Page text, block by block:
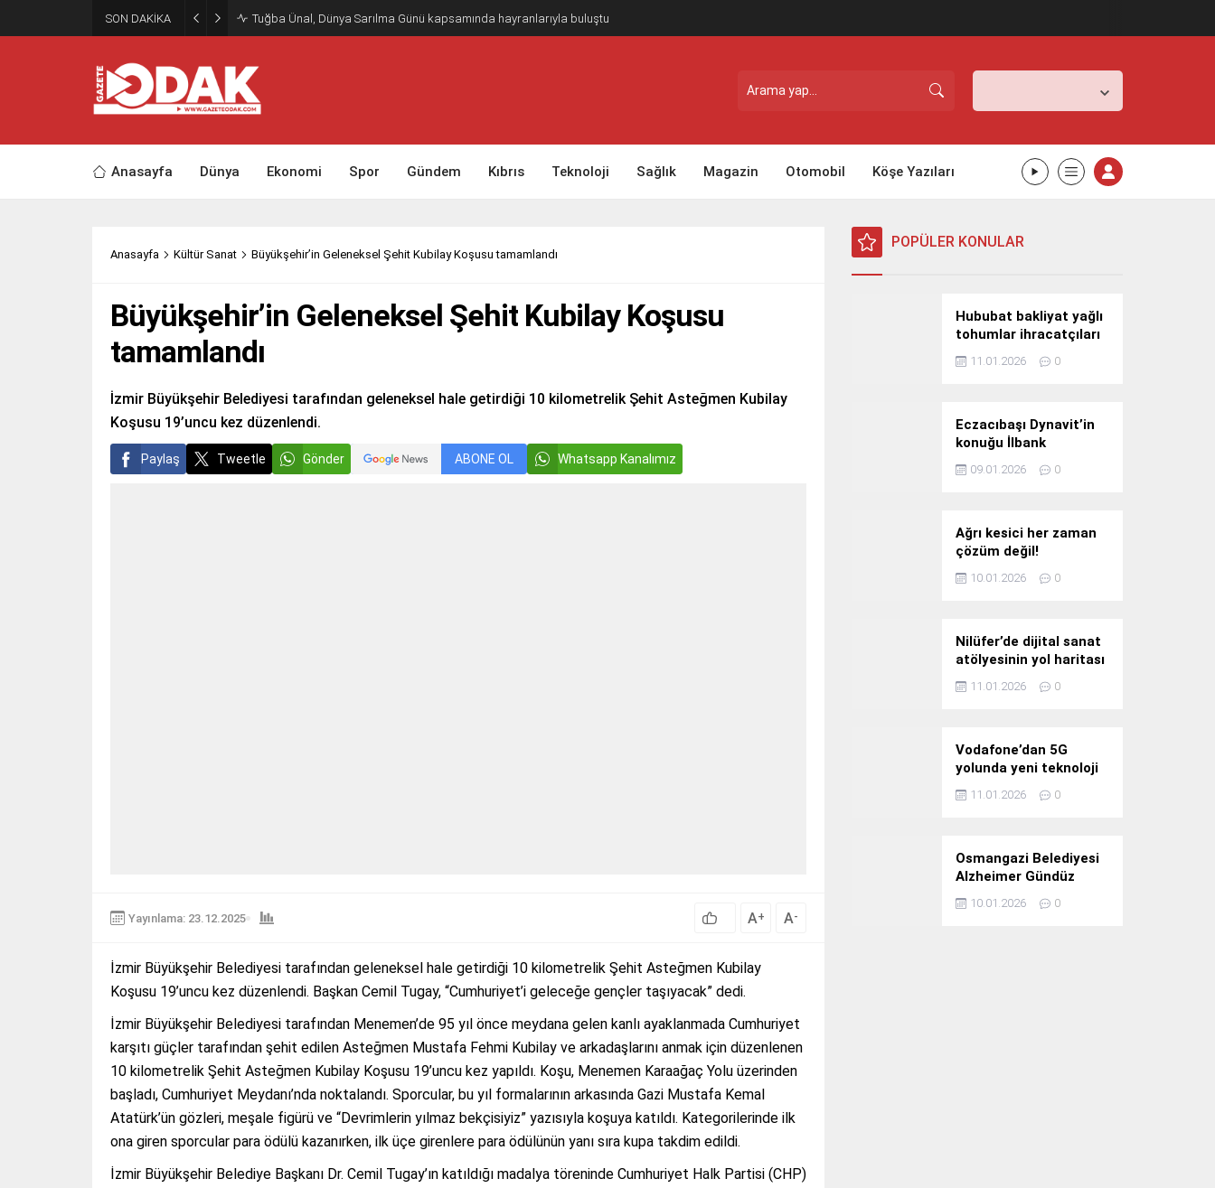
SON DAKİKA Tuğba Ünal, Dünya Sarılma Günü kapsamında hayranlarıyla buluştu
Anasayfa Dünya Ekonomi Spor Gündem Kıbrıs Teknoloji Sağlık Magazin Otomobil Köşe Yazıları
Anasayfa Kültür Sanat Büyükşehir’in Geleneksel Şehit Kubilay Koşusu tamamlandı
Büyükşehir’in Geleneksel Şehit Kubilay Koşusu
tamamlandı
İzmir Büyükşehir Belediyesi tarafından geleneksel hale getirdiği 10 kilometrelik Şehit Asteğmen Kubilay
Koşusu 19’uncu kez düzenlendi.
Paylaş Tweetle Gönder ABONE OL Whatsapp Kanalımız
Yayınlama: 23.12.2025 A+ A-
İzmir Büyükşehir Belediyesi tarafından geleneksel hale getirdiği 10 kilometrelik Şehit Asteğmen Kubilay
Koşusu 19’uncu kez düzenlendi. Başkan Cemil Tugay, “Cumhuriyet’i geleceğe gençler taşıyacak” dedi.
İzmir Büyükşehir Belediyesi tarafından Menemen’de 95 yıl önce meydana gelen kanlı ayaklanmada Cumhuriyet
karşıtı güçler tarafından şehit edilen Asteğmen Mustafa Fehmi Kubilay ve arkadaşlarını anmak için düzenlenen
10 kilometrelik Şehit Asteğmen Kubilay Koşusu 19’uncu kez yapıldı. Koşu, Menemen Karaağaç Yolu üzerinden
başladı, Cumhuriyet Meydanı’nda noktalandı. Sporcular, bu yıl formalarının arkasında Gazi Mustafa Kemal
Atatürk’ün gözleri, meşale figürü ve “Devrimlerin yılmaz bekçisiyiz” yazısıyla koşuya katıldı. Kategorilerinde ilk
ona giren sporcular para ödülü kazanırken, ilk üçe girenlere para ödülünün yanı sıra kupa takdim edildi.
İzmir Büyükşehir Belediye Başkanı Dr. Cemil Tugay’ın katıldığı madalya töreninde Cumhuriyet Halk Partisi (CHP)
POPÜLER KONULAR
Hububat bakliyat yağlı
tohumlar ihracatçıları
Güney Kore yolcusu
11.01.2026 0
Eczacıbaşı Dynavit’in
konuğu İlbank
09.01.2026 0
Ağrı kesici her zaman
çözüm değil!
10.01.2026 0
Nilüfer’de dijital sanat
atölyesinin yol haritası
konuşuldu
11.01.2026 0
Vodafone’dan 5G
yolunda yeni teknoloji
yatırımı
11.01.2026 0
Osmangazi Belediyesi
Alzheimer Gündüz
Bakım Evi 3. Yılını
Kutladı
10.01.2026 0